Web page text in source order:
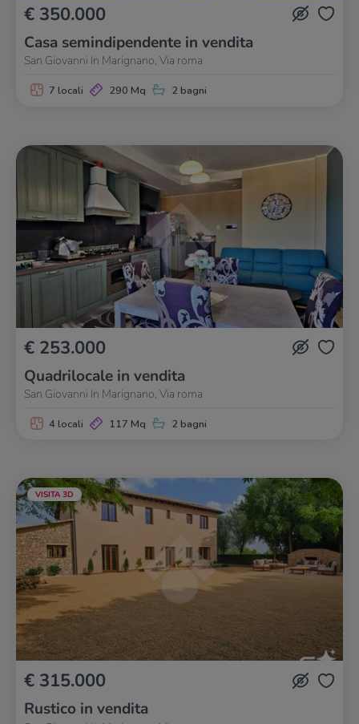
€ 350.000
Casa semindipendente in vendita
San Giovanni In Marignano, Via roma
7 locali 290 Mq 2 bagni
€ 253.000
Quadrilocale in vendita
San Giovanni In Marignano, Via roma
4 locali 117 Mq 2 bagni
VISITA 3D
€ 315.000
Rustico in vendita